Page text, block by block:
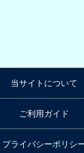
当サイトについて
ご利用ガイド
プライバシーポリシ